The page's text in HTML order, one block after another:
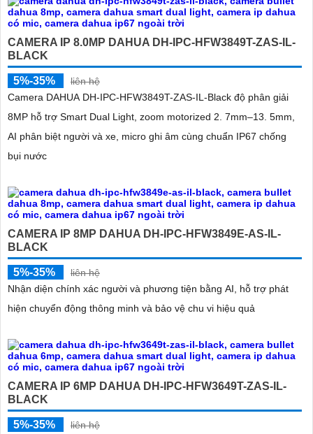
CAMERA IP 8.0MP DAHUA DH-IPC-HFW3849T-ZAS-IL-
BLACK
5%-35%
liên hệ
Camera DAHUA DH-IPC-HFW3849T-ZAS-IL-Black độ phân giải
8MP hỗ trợ Smart Dual Light, zoom motorized 2. 7mm–13. 5mm,
AI phân biệt người và xe, micro ghi âm cùng chuẩn IP67 chống
bụi nước
CAMERA IP 8MP DAHUA DH-IPC-HFW3849E-AS-IL-
BLACK
5%-35%
liên hệ
Nhận diện chính xác người và phương tiện bằng AI, hỗ trợ phát
hiện chuyển động thông minh và bảo vệ chu vi hiệu quả
CAMERA IP 6MP DAHUA DH-IPC-HFW3649T-ZAS-IL-
BLACK
5%-35%
liên hệ